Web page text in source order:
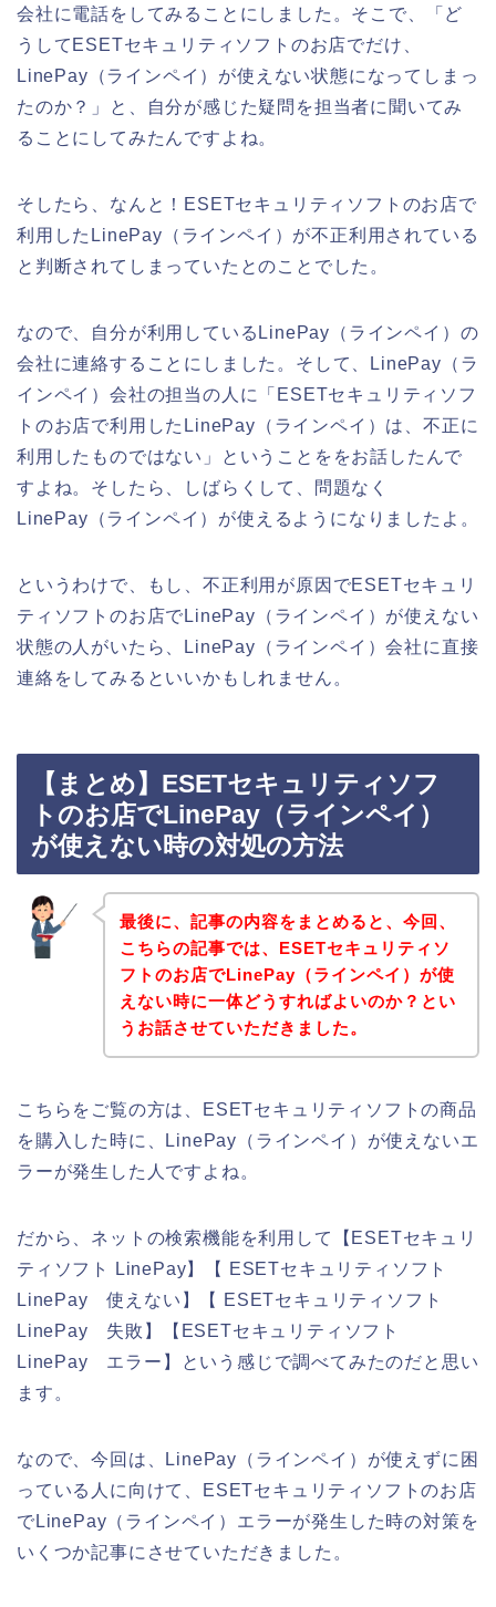
会社に電話をしてみることにしました。そこで、「ど
うしてESETセキュリティソフトのお店でだけ、
LinePay（ラインペイ）が使えない状態になってしまっ
たのか？」と、自分が感じた疑問を担当者に聞いてみ
ることにしてみたんですよね。
そしたら、なんと！ESETセキュリティソフトのお店で
利用したLinePay（ラインペイ）が不正利用されている
と判断されてしまっていたとのことでした。
なので、自分が利用しているLinePay（ラインペイ）の
会社に連絡することにしました。そして、LinePay（ラ
インペイ）会社の担当の人に「ESETセキュリティソフ
トのお店で利用したLinePay（ラインペイ）は、不正に
利用したものではない」ということををお話したんで
すよね。そしたら、しばらくして、問題なく
LinePay（ラインペイ）が使えるようになりましたよ。
というわけで、もし、不正利用が原因でESETセキュリ
ティソフトのお店でLinePay（ラインペイ）が使えない
状態の人がいたら、LinePay（ラインペイ）会社に直接
連絡をしてみるといいかもしれません。
【まとめ】ESETセキュリティソフ
トのお店でLinePay（ラインペイ）
が使えない時の対処の方法
最後に、記事の内容をまとめると、今回、
こちらの記事では、ESETセキュリティソ
フトのお店でLinePay（ラインペイ）が使
えない時に一体どうすればよいのか？とい
うお話させていただきました。
こちらをご覧の方は、ESETセキュリティソフトの商品
を購入した時に、LinePay（ラインペイ）が使えないエ
ラーが発生した人ですよね。
だから、ネットの検索機能を利用して【ESETセキュリ
ティソフト LinePay】【 ESETセキュリティソフト
LinePay 使えない】【 ESETセキュリティソフト
LinePay 失敗】【ESETセキュリティソフト
LinePay エラー】という感じで調べてみたのだと思い
ます。
なので、今回は、LinePay（ラインペイ）が使えずに困
っている人に向けて、ESETセキュリティソフトのお店
でLinePay（ラインペイ）エラーが発生した時の対策を
いくつか記事にさせていただきました。